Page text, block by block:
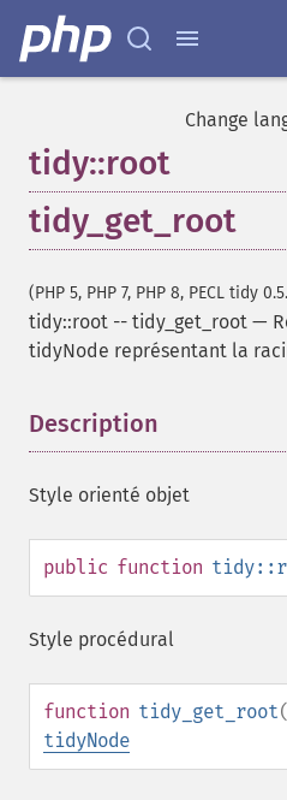
Change
tidy::root
tidy_get_root
(PHP 5, PHP 7, PHP 8, PECL tidy
tidy::root -- tidy_get_root —
tidyNode représentant la
Description
Style orienté objet
public function
Style procédural
function tidy_get_root(
tidyNode